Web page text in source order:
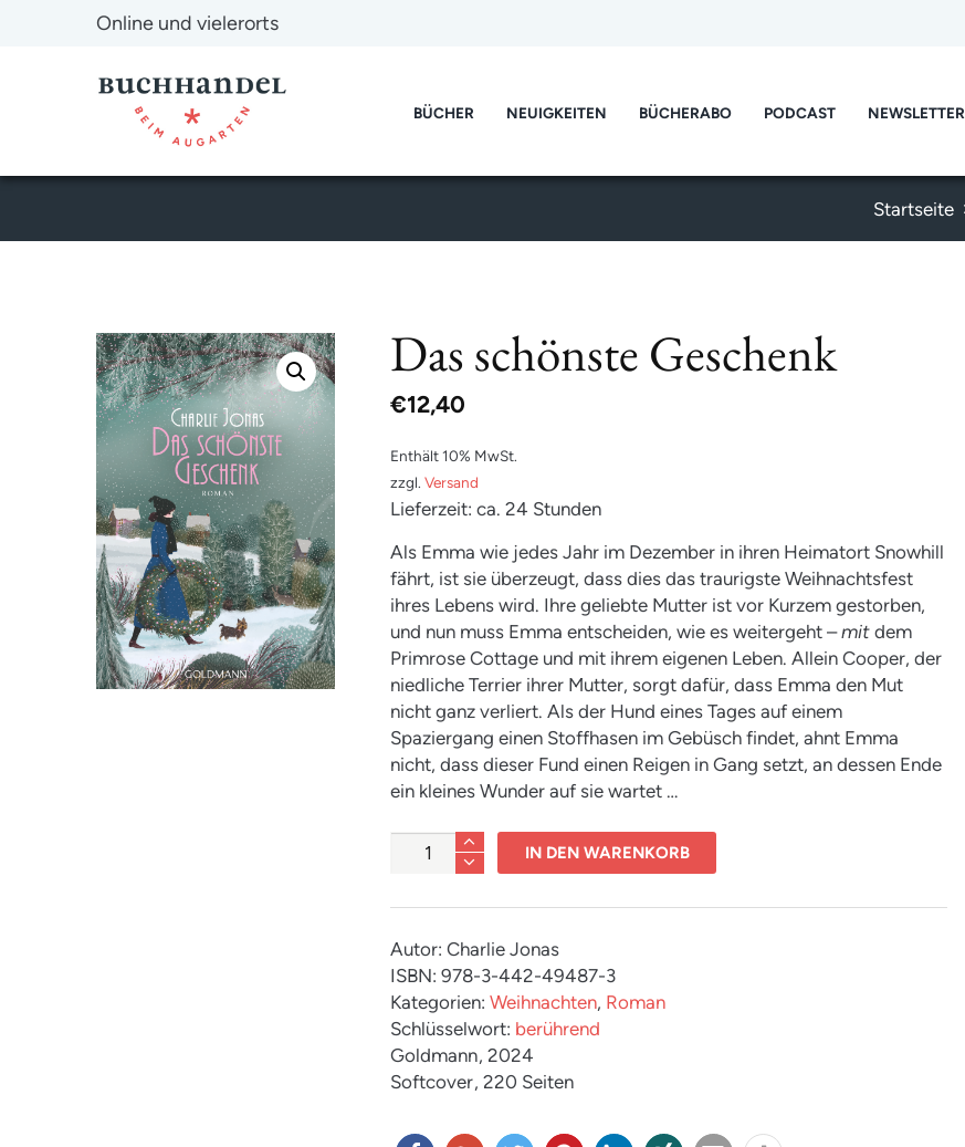
Online und vielerorts
BÜCHER NEUIGKEITEN BÜCHERABO PODCAST NEWSLETTER
Startseite
Das schönste Geschenk
€12,40
Enthält 10% MwSt.
zzgl. Versand
Lieferzeit: ca. 24 Stunden
Als Emma wie jedes Jahr im Dezember in ihren Heimatort Snowhill
fährt, ist sie überzeugt, dass dies das traurigste Weihnachtsfest
ihres Lebens wird. Ihre geliebte Mutter ist vor Kurzem gestorben,
und nun muss Emma entscheiden, wie es weitergeht –mitdem
Primrose Cottage und mit ihrem eigenen Leben. Allein Cooper, der
niedliche Terrier ihrer Mutter, sorgt dafür, dass Emma den Mut
nicht ganz verliert. Als der Hund eines Tages auf einem
Spaziergang einen Stoffhasen im Gebüsch findet, ahnt Emma
nicht, dass dieser Fund einen Reigen in Gang setzt, an dessen Ende
ein kleines Wunder auf sie wartet …
Anzahl IN DEN WARENKORB
Autor: Charlie Jonas
ISBN: 978-3-442-49487-3
Kategorien: Weihnachten, Roman
Schlüsselwort: berührend
Goldmann, 2024
Softcover, 220 Seiten